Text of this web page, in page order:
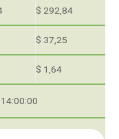
$ 292,84
$ 37,25
$ 1,64